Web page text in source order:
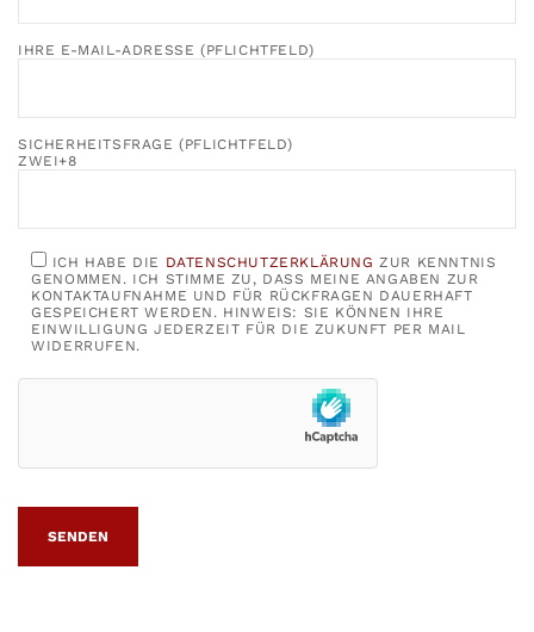
IHRE E-MAIL-ADRESSE (PFLICHTFELD)
SICHERHEITSFRAGE (PFLICHTFELD)
ZWEI+8
ICH HABE DIE DATENSCHUTZERKLÄRUNG ZUR KENNTNIS
GENOMMEN. ICH STIMME ZU, DASS MEINE ANGABEN ZUR
KONTAKTAUFNAHME UND FÜR RÜCKFRAGEN DAUERHAFT
GESPEICHERT WERDEN. HINWEIS: SIE KÖNNEN IHRE
EINWILLIGUNG JEDERZEIT FÜR DIE ZUKUNFT PER MAIL
WIDERRUFEN.